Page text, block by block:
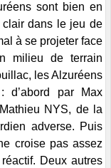
sont bien en
dans le jeu de
à se projeter face
milieu de terrain
les Alzuréens
d’abord par Max
NYS, de la
adverse. Puis
croise pas assez
Deux autres